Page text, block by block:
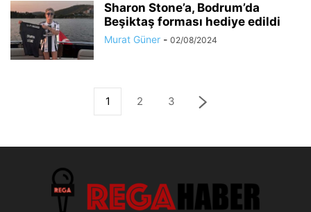
Sharon Stone’a, Bodrum’da
Beşiktaş forması hediye edildi
Murat Güner - 02/08/2024
1 2 3